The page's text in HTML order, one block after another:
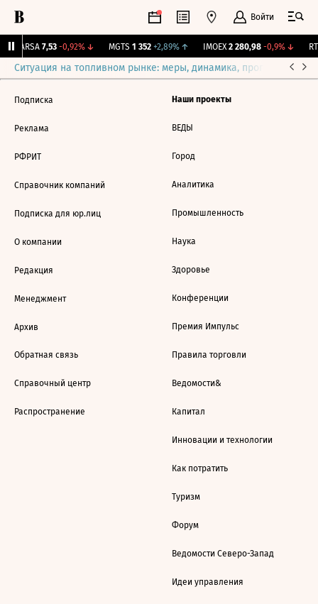
Войти
ARSA 7,53 -0,92%↓ MGTS 1 352 +2,89%↑ IMOEX 2 280,98 -0,9%↓
Ситуация на топливном рынке: меры, динамика, прогнозы
Подписка
Реклама
РФРИТ
Справочник компаний
Подписка для юр.лиц
О компании
Редакция
Менеджмент
Архив
Обратная связь
Справочный центр
Распространение
Наши проекты
ВЕДЫ
Город
Аналитика
Промышленность
Наука
Здоровье
Конференции
Премия Импульс
Правила торговли
Ведомости&
Капитал
Инновации и технологии
Как потратить
Туризм
Форум
Ведомости Северо-Запад
Идеи управления